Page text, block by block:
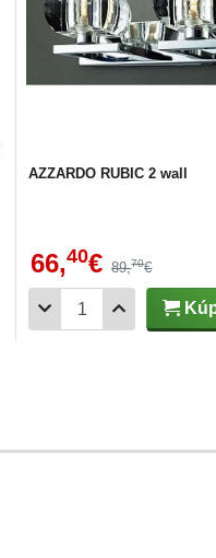
AZZARDO RUBIC 2 wall
66,40€ 89,70€